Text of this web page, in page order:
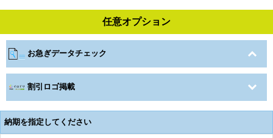
任意オプション
お急ぎデータチェック
割引ロゴ掲載
納期を指定してください